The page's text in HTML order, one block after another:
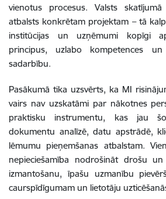
vienotus procesus. Valsts
atbalsts konkrētam projektam – tā
institūcijas un uzņēmumi kopīgi
principus, uzlabo kompetences
sadarbību.
Pasākumā tika uzsvērts, ka MI
vairs nav uzskatāmi par nākotnes
praktisku instrumentu, kas jau
dokumentu analīzē, datu apstrādē,
lēmumu pieņemšanas atbalstam.
nepieciešamība nodrošināt drošu
izmantošanu, īpašu uzmanību
caurspīdīgumam un lietotāju